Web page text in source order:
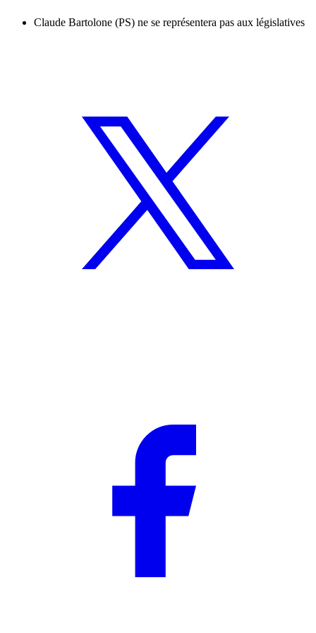
Claude Bartolone (PS) ne se représentera pas aux législatives